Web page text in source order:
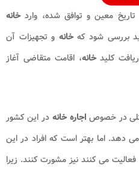
معین و توافق شده، واردخانه
بررسی شود کهخانه و تجهیزات آن
کلیدخانه، اقامت متقاضی آغاز
کلی در خصوصاجاره خانه در این کشور
می دهد. اما بهتر است که افراد در این
می کنند نیز مشورت کنند. زیرا